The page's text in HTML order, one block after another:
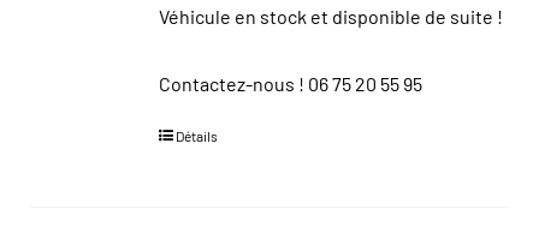
Véhicule en stock et disponible de suite !
Contactez-nous ! 06 75 20 55 95
Détails